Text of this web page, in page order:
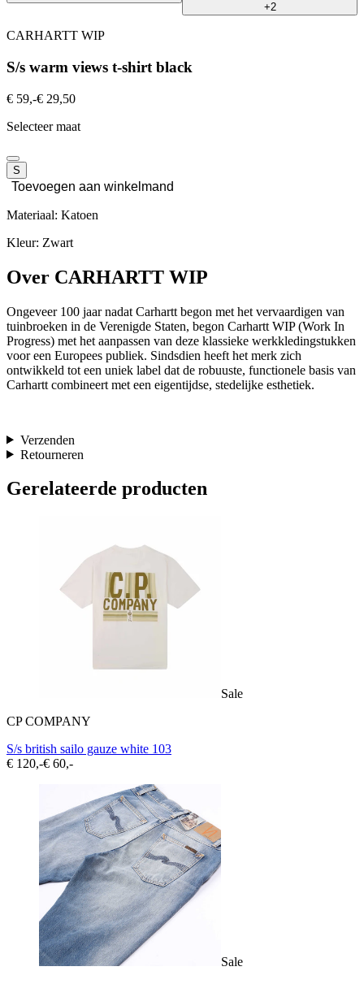
+2
CARHARTT WIP
S/s warm views t-shirt black
€ 59,-€ 29,50
Selecteer maat
S
Toevoegen aan winkelmand
Materiaal: Katoen
Kleur: Zwart
Over CARHARTT WIP
Ongeveer 100 jaar nadat Carhartt begon met het vervaardigen van
tuinbroeken in de Verenigde Staten, begon Carhartt WIP (Work In
Progress) met het aanpassen van deze klassieke werkkledingstukken
voor een Europees publiek. Sindsdien heeft het merk zich
ontwikkeld tot een uniek label dat de robuuste, functionele basis van
Carhartt combineert met een eigentijdse, stedelijke esthetiek.
Verzenden
Retourneren
Gerelateerde producten
Sale
CP COMPANY
S/s british sailo gauze white 103
€ 120,-€ 60,-
Sale